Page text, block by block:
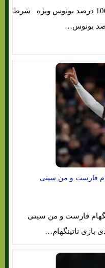
شرط بندی بازی النصر و الخلیج 100 درصد بونوس ویژه شرط
فارست و من سیتی
فارست و من سیتی